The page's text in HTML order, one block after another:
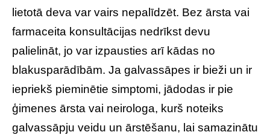
lietotā deva var vairs nepalīdzēt. Bez ārsta vai
farmaceita konsultācijas nedrīkst devu
palielināt, jo var izpausties arī kādas no
blakusparādībām. Ja galvassāpes ir bieži un ir
iepriekš pieminētie simptomi, jādodas ir pie
ģimenes ārsta vai neirologa, kurš noteiks
galvassāpju veidu un ārstēšanu, lai samazinātu